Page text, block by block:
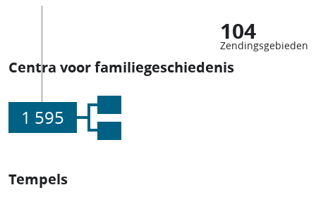
104
Zendingsgebieden
Centra voor familiegeschiedenis
1 595
Tempels